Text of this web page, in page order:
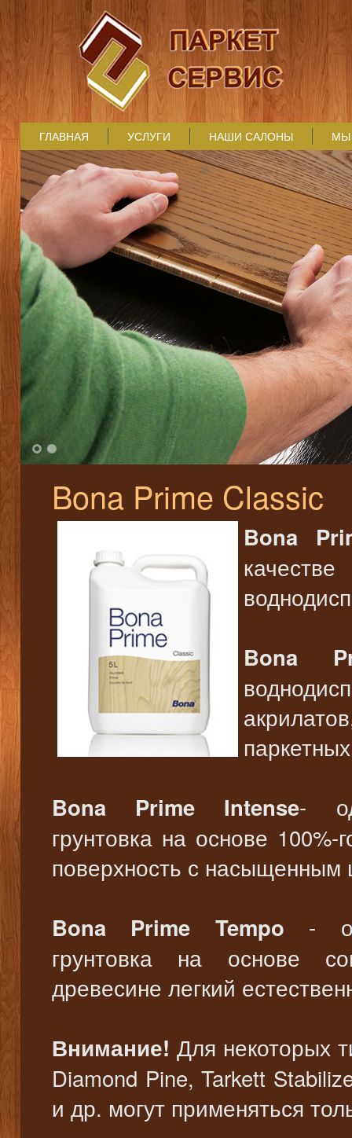
ГЛАВНАЯ УСЛУГИ НАШИ САЛОНЫ МЫ
Bona Prime Classic
Bona
Bona
Bona Prime Intense-
грунтовка на основе
поверхность с насыщенным
Bona Prime Tempo -
грунтовка на основе
древесине легкий
Внимание! Для некоторых
Diamond Pine, Tarkett
и др. могут применяться